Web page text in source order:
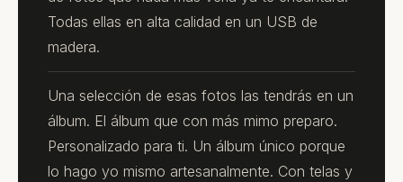
Todas ellas en alta calidad en un USB de
madera.
Una selección de esas fotos las tendrás en un
álbum. El álbum que con más mimo preparo.
Personalizado para ti. Un álbum único porque
lo hago yo mismo artesanalmente. Con telas y